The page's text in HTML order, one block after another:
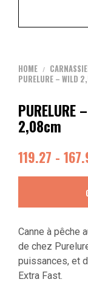
HOME /
PURELURE – WILD
2,08cm
119.27 -
Canne à pêche
de chez
puissances, et
Extra Fast.